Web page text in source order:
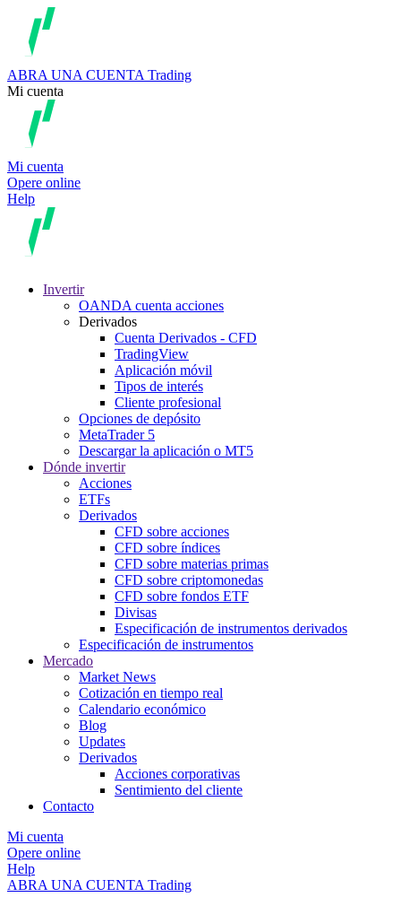
ABRA UNA CUENTA Trading
Mi cuenta
Mi cuenta
Opere online
Help
Invertir
OANDA cuenta acciones
Derivados
Cuenta Derivados - CFD
TradingView
Aplicación móvil
Tipos de interés
Cliente profesional
Opciones de depósito
MetaTrader 5
Descargar la aplicación o MT5
Dónde invertir
Acciones
ETFs
Derivados
CFD sobre acciones
CFD sobre índices
CFD sobre materias primas
CFD sobre criptomonedas
CFD sobre fondos ETF
Divisas
Especificación de instrumentos derivados
Especificación de instrumentos
Mercado
Market News
Cotización en tiempo real
Calendario económico
Blog
Updates
Derivados
Acciones corporativas
Sentimiento del cliente
Contacto
Mi cuenta
Opere online
Help
ABRA UNA CUENTA Trading